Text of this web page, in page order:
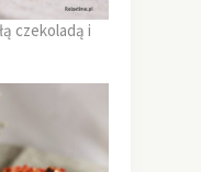
czekoladą i